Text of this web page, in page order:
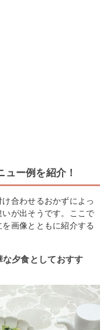
ー例を紹介！
合わせるおかずによっ
が出そうです。ここで
画像とともに紹介する
夕食としておすす